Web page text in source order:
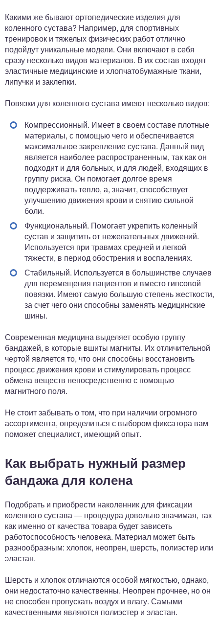
Какими же бывают ортопедические изделия для
коленного сустава? Например, для спортивных
тренировок и тяжелых физических работ отлично
подойдут уникальные модели. Они включают в себя
сразу несколько видов материалов. В их состав входят
эластичные медицинские и хлопчатобумажные ткани,
липучки и заклепки.
Повязки для коленного сустава имеют несколько видов:
Компрессионный. Имеет в своем составе плотные
материалы, с помощью чего и обеспечивается
максимальное закрепление сустава. Данный вид
является наиболее распространенным, так как он
подходит и для больных, и для людей, входящих в
группу риска. Он помогает долгое время
поддерживать тепло, а, значит, способствует
улучшению движения крови и снятию сильной
боли.
Функциональный. Помогает укрепить коленный
сустав и защитить от нежелательных движений.
Используется при травмах средней и легкой
тяжести, в период обострения и воспалениях.
Стабильный. Используется в большинстве случаев
для перемещения пациентов и вместо гипсовой
повязки. Имеют самую большую степень жесткости,
за счет чего они способны заменять медицинские
шины.
Современная медицина выделяет особую группу
бандажей, в которые вшиты магниты. Их отличительной
чертой является то, что они способны восстановить
процесс движения крови и стимулировать процесс
обмена веществ непосредственно с помощью
магнитного поля.
Не стоит забывать о том, что при наличии огромного
ассортимента, определиться с выбором фиксатора вам
поможет специалист, имеющий опыт.
Как выбрать нужный размер
бандажа для колена
Подобрать и приобрести наколенник для фиксации
коленного сустава — процедура довольно значимая, так
как именно от качества товара будет зависеть
работоспособность человека. Материал может быть
разнообразным: хлопок, неопрен, шерсть, полиэстер или
эластан.
Шерсть и хлопок отличаются особой мягкостью, однако,
они недостаточно качественны. Неопрен прочнее, но он
не способен пропускать воздух и влагу. Самыми
качественными являются полиэстер и эластан.